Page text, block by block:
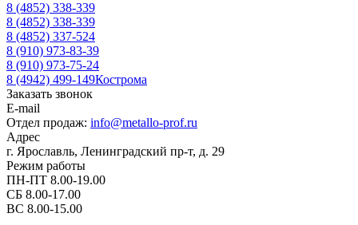
8 (4852) 338-339
8 (4852) 338-339
8 (4852) 337-524
8 (910) 973-83-39
8 (910) 973-75-24
8 (4942) 499-149Кострома
Заказать звонок
E-mail
Отдел продаж: info@metallo-prof.ru
Адрес
г. Ярославль, Ленинградский пр-т, д. 29
Режим работы
ПН-ПТ 8.00-19.00
СБ 8.00-17.00
ВС 8.00-15.00